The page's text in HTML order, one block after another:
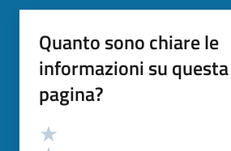
Quanto sono chiare le
informazioni su questa
pagina?
Valutazione